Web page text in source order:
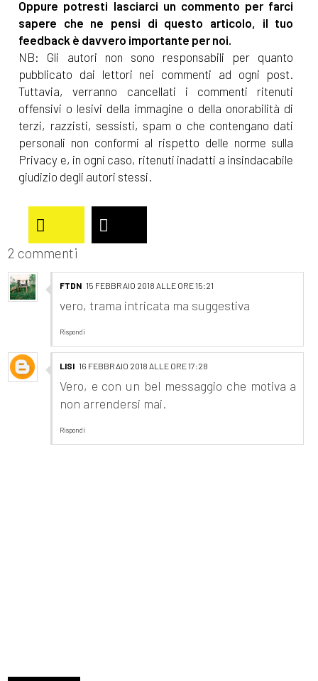
Oppure potresti lasciarci un commento per farci
sapere che ne pensi di questo articolo, il tuo
feedback è davvero importante per noi.
NB: Gli autori non sono responsabili per quanto
pubblicato dai lettori nei commenti ad ogni post.
Tuttavia, verranno cancellati i commenti ritenuti
offensivi o lesivi della immagine o della onorabilità di
terzi, razzisti, sessisti, spam o che contengano dati
personali non conformi al rispetto delle norme sulla
Privacy e, in ogni caso, ritenuti inadatti a insindacabile
giudizio degli autori stessi.
2 commenti
FTDN 15 FEBBRAIO 2018 ALLE ORE 15:21
vero, trama intricata ma suggestiva
Rispondi
LISI 16 FEBBRAIO 2018 ALLE ORE 17:28
Vero, e con un bel messaggio che motiva a
non arrendersi mai.
Rispondi